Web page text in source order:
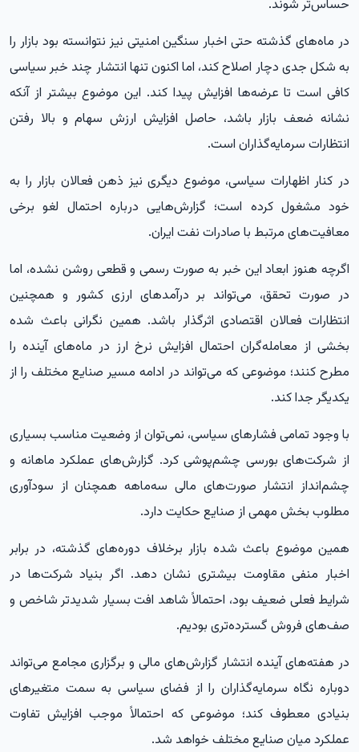
حساس‌تر شوند.
در ماه‌های گذشته حتی اخبار سنگین امنیتی نیز نتوانسته بود بازار را
به شکل جدی دچار اصلاح کند، اما اکنون تنها انتشار چند خبر سیاسی
کافی است تا عرضه‌ها افزایش پیدا کند. این موضوع بیشتر از آنکه
نشانه ضعف بازار باشد، حاصل افزایش ارزش سهام و بالا رفتن
انتظارات سرمایه‌گذاران است.
در کنار اظهارات سیاسی، موضوع دیگری نیز ذهن فعالان بازار را به
خود مشغول کرده است؛ گزارش‌هایی درباره احتمال لغو برخی
معافیت‌های مرتبط با صادرات نفت ایران.
اگرچه هنوز ابعاد این خبر به صورت رسمی و قطعی روشن نشده، اما
در صورت تحقق، می‌تواند بر درآمدهای ارزی کشور و همچنین
انتظارات فعالان اقتصادی اثرگذار باشد. همین نگرانی باعث شده
بخشی از معامله‌گران احتمال افزایش نرخ ارز در ماه‌های آینده را
مطرح کنند؛ موضوعی که می‌تواند در ادامه مسیر صنایع مختلف را از
یکدیگر جدا کند.
با وجود تمامی فشارهای سیاسی، نمی‌توان از وضعیت مناسب بسیاری
از شرکت‌های بورسی چشم‌پوشی کرد. گزارش‌های عملکرد ماهانه و
چشم‌انداز انتشار صورت‌های مالی سه‌ماهه همچنان از سودآوری
مطلوب بخش مهمی از صنایع حکایت دارد.
همین موضوع باعث شده بازار برخلاف دوره‌های گذشته، در برابر
اخبار منفی مقاومت بیشتری نشان دهد. اگر بنیاد شرکت‌ها در
شرایط فعلی ضعیف بود، احتمالاً شاهد افت بسیار شدیدتر شاخص و
صف‌های فروش گسترده‌تری بودیم.
در هفته‌های آینده انتشار گزارش‌های مالی و برگزاری مجامع می‌تواند
دوباره نگاه سرمایه‌گذاران را از فضای سیاسی به سمت متغیرهای
بنیادی معطوف کند؛ موضوعی که احتمالاً موجب افزایش تفاوت
عملکرد میان صنایع مختلف خواهد شد.